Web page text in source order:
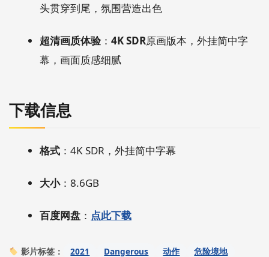
头贯穿到尾，氛围营造出色
超清画质体验： 4K SDR原画版本，外挂简中字
幕，画面质感细腻
下载信息
格式 ：4K SDR，外挂简中字幕
大小：8.6GB
百度网盘 ： 点此下载
影片标签： 2021 Dangerous 动作 危险境地